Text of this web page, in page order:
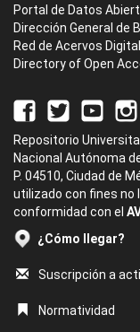
Portal de Datos
Dirección General de
Red de Acervos
Directory of Open
Repositorio
Nacional Autónoma
P. 04510, Ciudad de
utilizado con fines no
conformidad con el
¿Cómo llegar?
Suscripción a
Normatividad